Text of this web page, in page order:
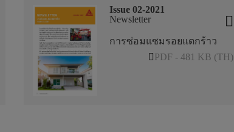
Issue 02-2021
Newsletter
การซ่อมแซมรอยแตกร้าว
PDF - 481 KB (TH)